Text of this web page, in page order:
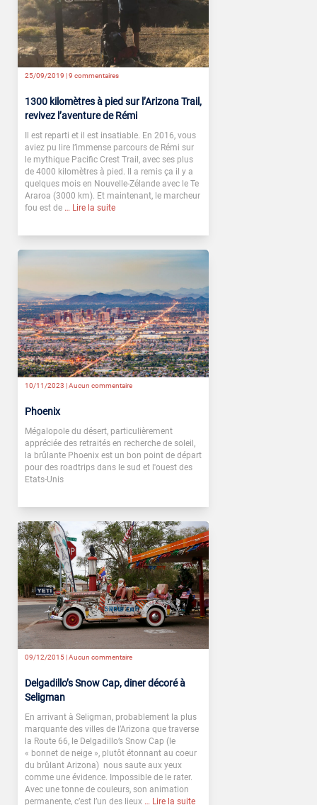
25/09/2019 |9 commentaires
1300 kilomètres à pied sur l’Arizona Trail,
revivez l’aventure de Rémi
Il est reparti et il est insatiable. En 2016, vous
aviez pu lire l’immense parcours de Rémi sur
le mythique Pacific Crest Trail, avec ses plus
de 4000 kilomètres à pied. Il a remis ça il y a
quelques mois en Nouvelle-Zélande avec le Te
Araroa (3000 km). Et maintenant, le marcheur
fou est de … Lire la suite
10/11/2023 |Aucun commentaire
Phoenix
Mégalopole du désert, particulièrement
appréciée des retraités en recherche de soleil,
la brûlante Phoenix est un bon point de départ
pour des roadtrips dans le sud et l'ouest des
Etats-Unis
09/12/2015 |Aucun commentaire
Delgadillo’s Snow Cap, diner décoré à
Seligman
En arrivant à Seligman, probablement la plus
marquante des villes de l’Arizona que traverse
la Route 66, le Delgadillo’s Snow Cap (le
« bonnet de neige », plutôt étonnant au coeur
du brûlant Arizona) nous saute aux yeux
comme une évidence. Impossible de le rater.
Avec une tonne de couleurs, son animation
permanente, c’est l’un des lieux … Lire la suite